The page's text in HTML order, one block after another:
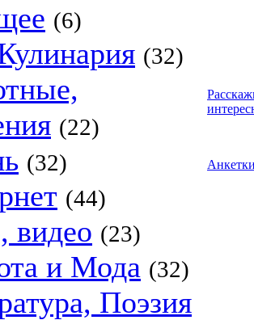
(6)
(32)
(22)
(32)
(44)
видео (23)
и Мода (32)
Поэзия